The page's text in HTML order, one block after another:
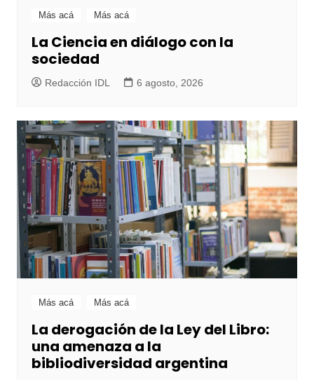
Más acá Más acá
La Ciencia en diálogo con la
sociedad
Redacción IDL 6 agosto, 2026
Más acá Más acá
La derogación de la Ley del Libro:
una amenaza a la
bibliodiversidad argentina